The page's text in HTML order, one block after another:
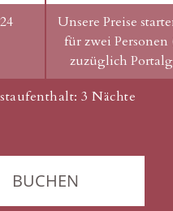
Unsere Preise
für zwei
zuzüglich
3 Nächte